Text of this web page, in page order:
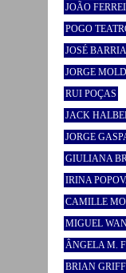
JOÃO
POGO
JOSÉ
JORGE
RUI POÇAS
JACK
JORGE
GIULIANA
IRINA
CAMILLE
MIGUEL
ÂNGELA M.
BRIAN